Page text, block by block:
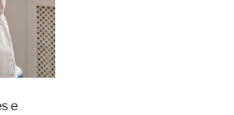
e